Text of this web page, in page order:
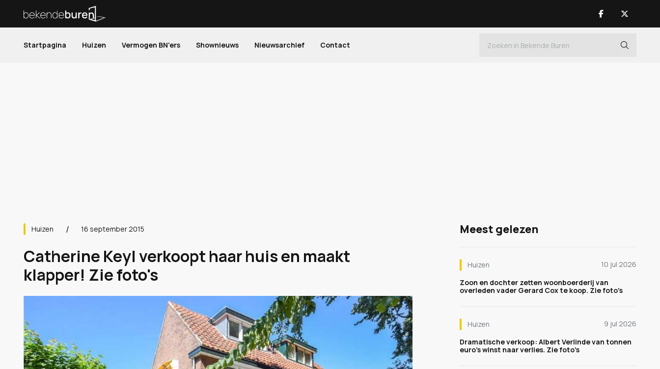
Startpagina Huizen Vermogen BN'ers Shownieuws Nieuwsarchief Contact
Huizen 16 september 2015
Catherine Keyl verkoopt haar huis en maakt
klapper! Zie foto's
Meest gelezen
Huizen
10 jul 2026
Zoon en dochter zetten woonboerderij van
overleden vader Gerard Cox te koop. Zie foto's
Huizen
9 jul 2026
Dramatische verkoop: Albert Verlinde van tonnen
euro's winst naar verlies. Zie foto's